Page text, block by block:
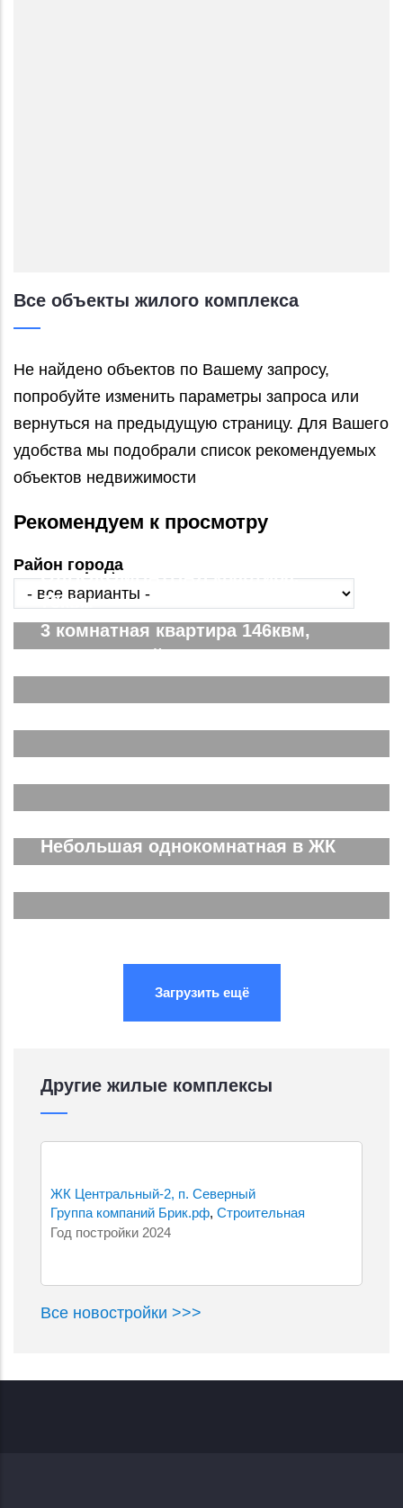
Все объекты жилого комплекса
Не найдено объектов по Вашему запросу,
попробуйте изменить параметры запроса или
вернуться на предыдущую страницу. Для Вашего
удобства мы подобрали список рекомендуемых
объектов недвижимости
Рекомендуем к просмотру
Район города
ОДНОКОМНАТНАЯ квартира,
78квм
3 комнатная квартира 146квм,
ЖК Парковый. Вид на город
Двухкомнатная Спутник Сити
Евродвушка в ЖК Спутник Сити
Трёхкомнатная ЖК Спутник Сити
Небольшая однокомнатная в ЖК
Южные Резиденции
Загрузить ещё
Другие жилые комплексы
ЖК Центральный-2, п. Северный
Группа компаний Брик.рф, Строительная
компания Оникс
Год постройки 2024
Все новостройки >>>